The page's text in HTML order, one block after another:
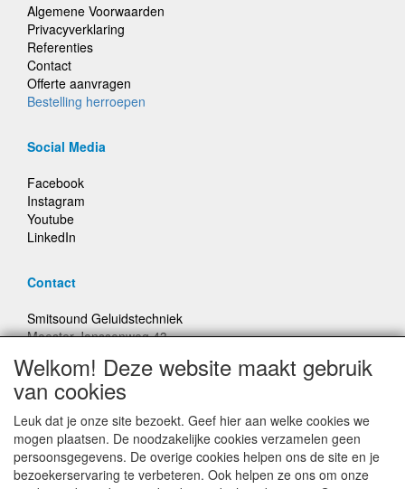
Algemene Voorwaarden
Privacyverklaring
Referenties
Contact
Offerte aanvragen
Bestelling herroepen
Social Media
Facebook
Instagram
Youtube
LinkedIn
Contact
Smitsound Geluidstechniek
Meester Janssenweg 43
E-mail: info@smitsound.nl
Telefoon: +31-(0)6-22256322
Bestellingen binnen Nederland, ongeacht gewicht, verstuurd
voor € 6,95
Welkom! Deze website maakt gebruik
van cookies
Leuk dat je onze site bezoekt. Geef hier aan welke cookies we
mogen plaatsen. De noodzakelijke cookies verzamelen geen
persoonsgegevens. De overige cookies helpen ons de site en je
bezoekerservaring te verbeteren. Ook helpen ze ons om onze